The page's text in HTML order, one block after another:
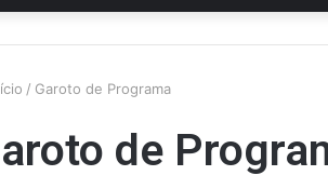
/ Garoto de Programa
de